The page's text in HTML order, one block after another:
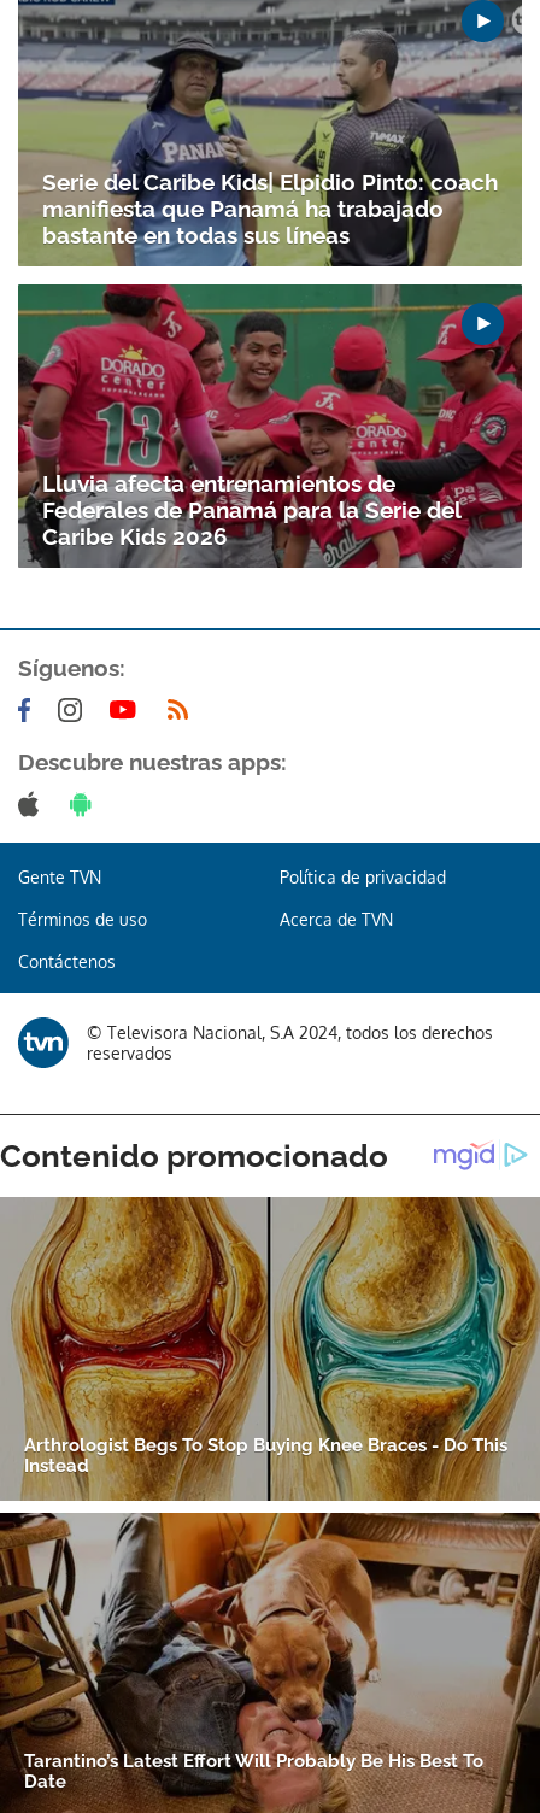
Gracias por suscribirte a nuestro boletín.
Serie del Caribe Kids| Elpidio Pinto: coach
manifiesta que Panamá ha trabajado
bastante en todas sus líneas
Lluvia afecta entrenamientos de
Federales de Panamá para la Serie del
Caribe Kids 2026
Síguenos:
Descubre nuestras apps:
Gente TVN Política de privacidad
Términos de uso Acerca de TVN
Contáctenos
© Televisora Nacional, S.A 2024, todos los derechos
reservados